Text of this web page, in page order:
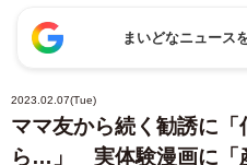
まいどなニュース
2023.02.07(Tue)
ママ友から続く勧誘に
ら…」 実体験漫画に「